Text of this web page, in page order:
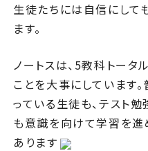
生徒たちには自信にして
ます。
ノートスは、5教科トータ
ことを大事にしています
っている生徒も、テスト
も意識を向けて学習を進
あります